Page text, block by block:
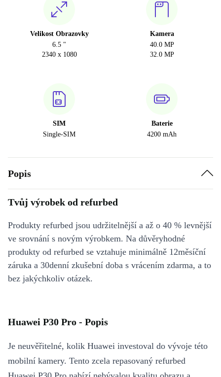
Velikost Obrazovky
6.5 "
2340 x 1080
Kamera
40.0 MP
32.0 MP
SIM
Single-SIM
Baterie
4200 mAh
Popis
Tvůj výrobek od refurbed
Produkty refurbed jsou udržitelnější a až o 40 % levnější
ve srovnání s novým výrobkem. Na důvěryhodné
produkty od refurbed se vztahuje minimálně 12měsíční
záruka a 30denní zkušební doba s vrácením zdarma, a to
bez jakýchkoliv otázek.
Huawei P30 Pro - Popis
Je neuvěřitelné, kolik Huawei investoval do vývoje této
mobilní kamery. Tento zcela repasovaný refurbed